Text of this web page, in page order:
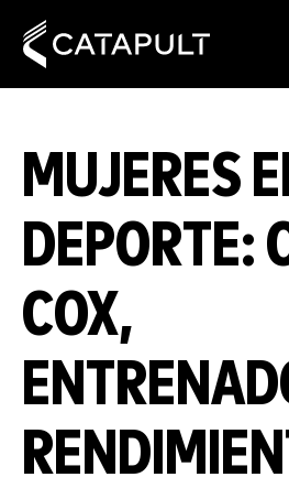
MUJERES
DEPORTE:
COX,